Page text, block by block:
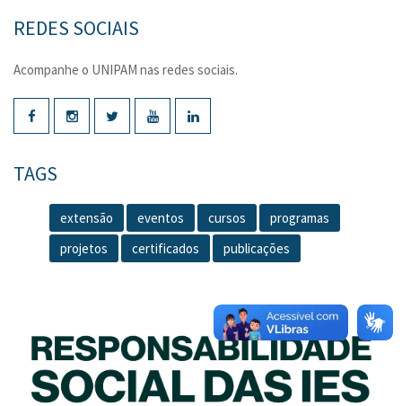
REDES SOCIAIS
Acompanhe o UNIPAM nas redes sociais.
TAGS
extensão eventos cursos
programas
projetos
certificados publicações